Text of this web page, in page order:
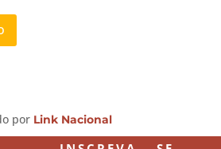
por Link Nacional